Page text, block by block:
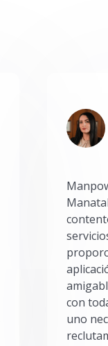
con
uno